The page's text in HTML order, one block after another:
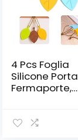
4 Pcs Foglia
Silicone Porta
Fermaporte,
Fermaporte